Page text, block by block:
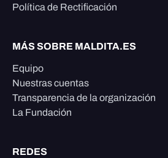
Política de Rectificación
MÁS SOBRE MALDITA.ES
Equipo
Nuestras cuentas
Transparencia de la organización
La Fundación
REDES